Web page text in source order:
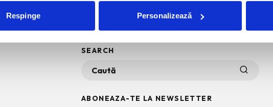
Respinge Personalizează
SEARCH
ABONEAZA-TE LA NEWSLETTER